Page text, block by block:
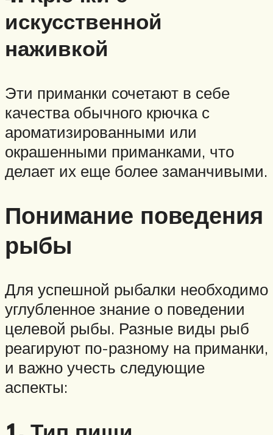
искусственной
наживкой
Эти приманки сочетают в себе
качества обычного крючка с
ароматизированными или
окрашенными приманками, что
делает их еще более заманчивыми.
Понимание поведения
рыбы
Для успешной рыбалки необходимо
углубленное знание о поведении
целевой рыбы. Разные виды рыб
реагируют по-разному на приманки,
и важно учесть следующие
аспекты: